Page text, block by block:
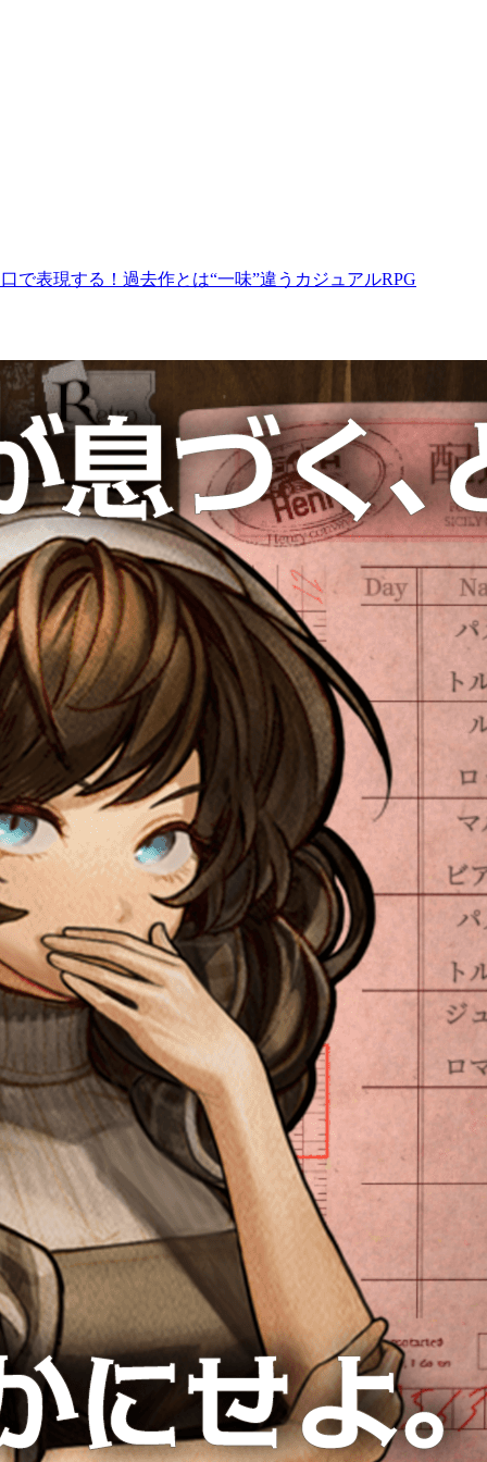
で表現する！過去作とは“一味”違うカジュアルRPG